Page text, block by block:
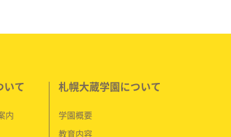
いて
内
札幌大蔵学園について
学園概要
教育内容